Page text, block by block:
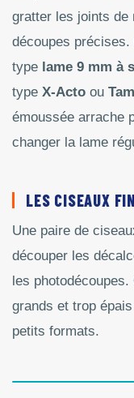
gratter les joints de
découpes
type lame 9 mm à
type X-Acto ou
émoussée arrache
changer la lame
LES CISEAUX
Une paire de
découper les
les
grands et trop
petits formats.